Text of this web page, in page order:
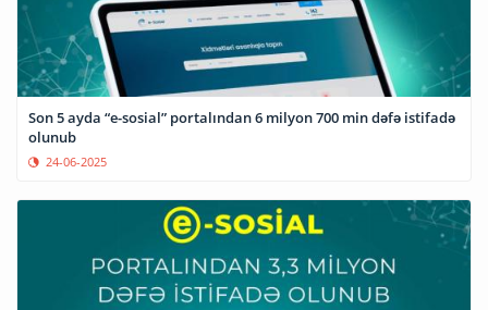
Son 5 ayda “e-sosial” portalından 6 milyon 700 min dəfə istifadə
olunub
24-06-2025